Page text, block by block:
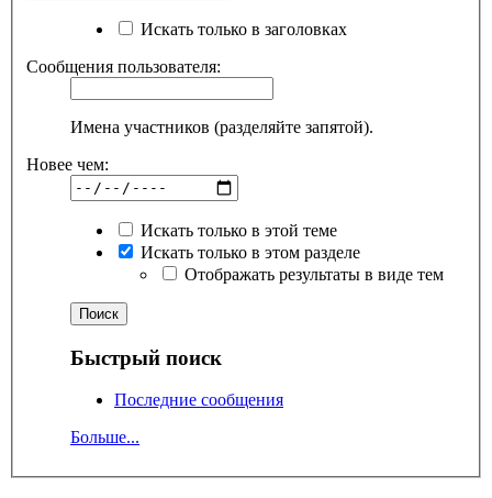
Искать только в заголовках
Сообщения пользователя:
Имена участников (разделяйте запятой).
Новее чем:
Искать только в этой теме
Искать только в этом разделе
Отображать результаты в виде тем
Быстрый поиск
Последние сообщения
Больше...